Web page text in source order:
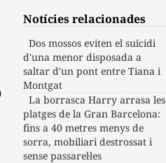
Notícies relacionades
Dos mossos eviten el suïcidi
d'una menor disposada a
saltar d'un pont entre Tiana i
Montgat
La borrasca Harry arrasa les
platges de la Gran Barcelona:
fins a 40 metres menys de
sorra, mobiliari destrossat i
sense passarel·les